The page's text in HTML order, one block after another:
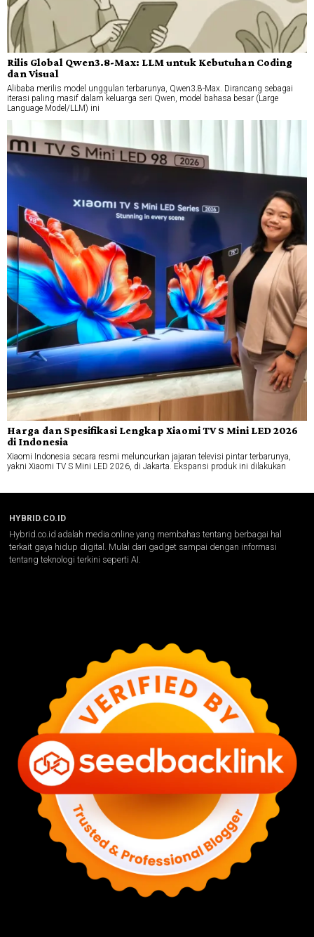
Rilis Global Qwen3.8-Max: LLM untuk Kebutuhan Coding
dan Visual
Alibaba merilis model unggulan terbarunya, Qwen3.8-Max. Dirancang sebagai
iterasi paling masif dalam keluarga seri Qwen, model bahasa besar (Large
Language Model/LLM) ini
Harga dan Spesifikasi Lengkap Xiaomi TV S Mini LED 2026
di Indonesia
Xiaomi Indonesia secara resmi meluncurkan jajaran televisi pintar terbarunya,
yakni Xiaomi TV S Mini LED 2026, di Jakarta. Ekspansi produk ini dilakukan
HYBRID.CO.ID
Hybrid.co.id adalah media online yang membahas tentang berbagai hal
terkait gaya hidup digital. Mulai dari gadget sampai dengan informasi
tentang teknologi terkini seperti AI.